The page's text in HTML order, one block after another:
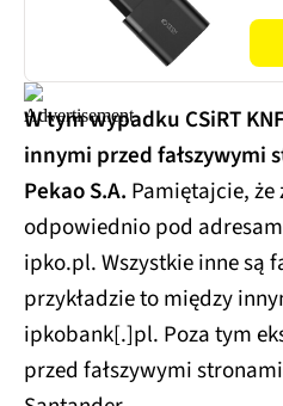
W tym wypadku CSiRT
innymi przed fałszywymi
Pekao S.A. Pamiętajcie,
odpowiednio pod
ipko.pl. Wszystkie inne są
przykładzie to między
ipkobank[.]pl. Poza tym
przed fałszywymi